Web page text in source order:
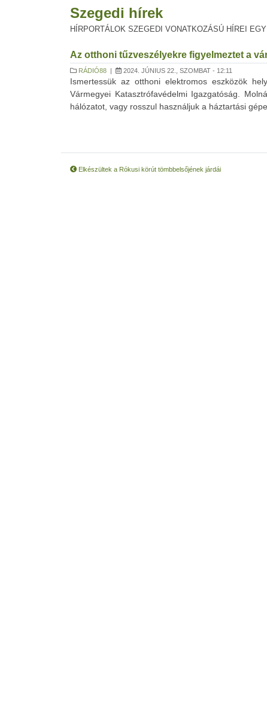
Szegedi hírek
HÍRPORTÁLOK SZEGEDI VONATKOZÁSÚ HÍREI
Az otthoni tűzveszélyekre figyelmeztet a
RÁDIÓ88 | 2024. JÚNIUS 22., SZOMBAT - 12:11
Ismertessük az otthoni elektromos eszközök
Vármegyei Katasztrófavédelmi Igazgatóság.
hálózatot, vagy rosszul használjuk a háztartási
Elkészültek a Rókusi körút tömbbelsőjének járdái